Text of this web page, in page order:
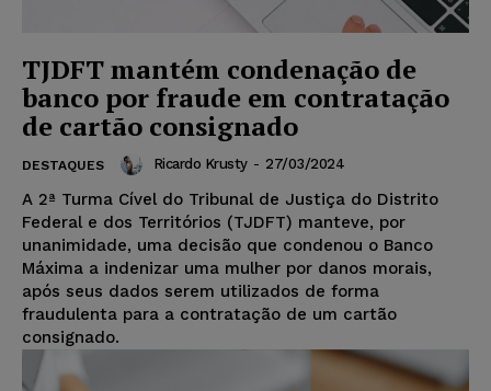
TJDFT mantém condenação de
banco por fraude em contratação
de cartão consignado
DESTAQUES Ricardo Krusty - 27/03/2024
A 2ª Turma Cível do Tribunal de Justiça do Distrito
Federal e dos Territórios (TJDFT) manteve, por
unanimidade, uma decisão que condenou o Banco
Máxima a indenizar uma mulher por danos morais,
após seus dados serem utilizados de forma
fraudulenta para a contratação de um cartão
consignado.